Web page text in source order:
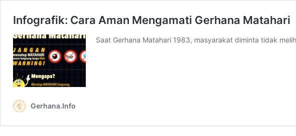
Infografik: Cara Aman Mengamati Gerhana Matahari
Saat Gerhana Matahari 1983, masyarakat diminta tidak
Gerhana.Info